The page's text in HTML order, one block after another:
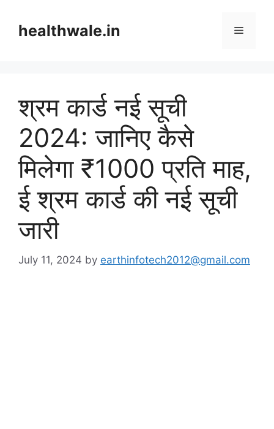
contenthealthwale.in Menu
श्रम कार्ड नई सूची
2024: जानिए कैसे
मिलेगा ₹1000 प्रति माह,
ई श्रम कार्ड की नई सूची
जारी
July 11, 2024 by earthinfotech2012@gmail.com